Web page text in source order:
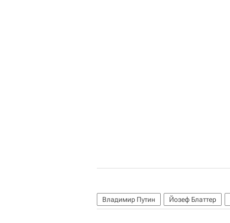
Владимир Путин Йозеф Блаттер